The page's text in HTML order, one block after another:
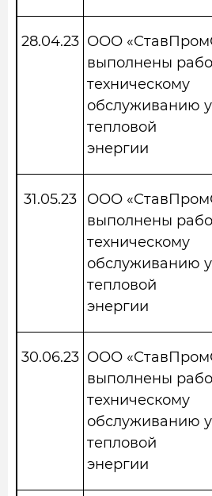
28.04.23 ООО
выполнены
техническому
обслуживанию
тепловой
энергии
31.05.23
ООО
выполнены
техническому
обслуживанию
тепловой
энергии
30.06.23 ООО
выполнены
техническому
обслуживанию
тепловой
энергии